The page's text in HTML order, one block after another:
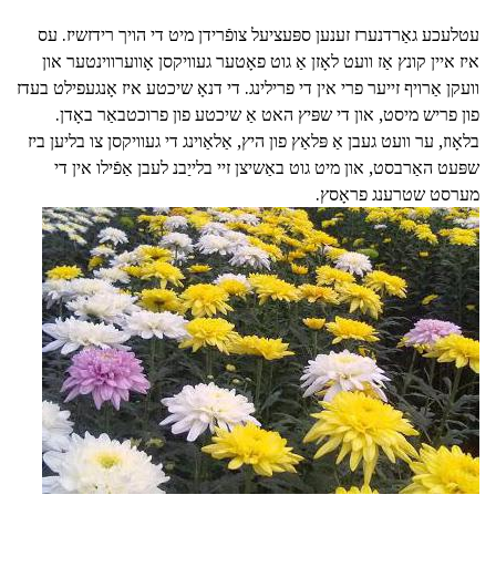
עטלעכע גאַרדנערז זענען ספּעציעל צופֿרידן מיט די הויך רידזשיז. עס
איז איין קונץ אַז וועט לאָזן אַ גוט פאָטער געוויקסן אָווערווינטער און
וועקן אַרויף זייער פרי אין די פרילינג. די דנאָ שיכטע איז אָנגעפילט בעדז
פון פריש מיסט, און די שפּיץ האט אַ שיכטע פון פרוכטבאַר באָדן.
בלאָוז, ער וועט געבן אַ פּלאַץ פון היץ, אַלאַוינג די געוויקסן צו בליען ביז
שפּעט האַרבסט, און מיט גוט באַשיצן זיי בלייַבנ לעבן אַפֿילו אין די
מערסט שטרענג פראָסץ.